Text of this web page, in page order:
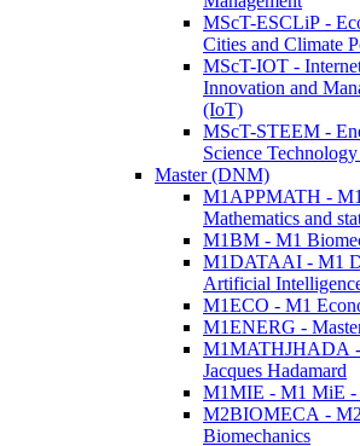
MScT-ESCLiP -
Cities and Climate
MScT-IOT -
Innovation and
(IoT)
MScT-STEEM -
Science
Master (DNM)
M1APPMATH -
Mathematics and
M1BM - M1
M1DATAAI - M1
Artificial
M1ECO - M1
M1ENERG -
M1MATHJHADA -
Jacques Hadamard
M1MIE - M1 MiE -
M2BIOMECA -
Biomechanics